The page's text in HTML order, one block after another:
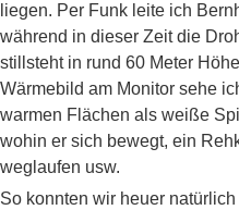
liegen. Per Funk leite ich
während in dieser Zeit die
stillsteht in rund 60 Meter
Wärmebild am Monitor sehe
warmen Flächen als weiße
wohin er sich bewegt, ein
weglaufen usw.
So konnten wir heuer